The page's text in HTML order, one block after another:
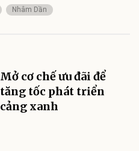
Nhâm Dần
Mở cơ chế ưu đãi để
tăng tốc phát triển
cảng xanh